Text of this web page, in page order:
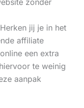
Herken jij je in het
affiliate
een extra
te weinig
aanpak